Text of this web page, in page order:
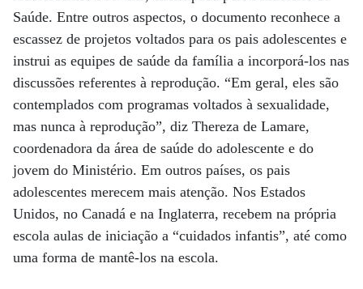
Saúde. Entre outros aspectos, o documento reconhece a
escassez de projetos voltados para os pais adolescentes e
instrui as equipes de saúde da família a incorporá-los nas
discussões referentes à reprodução. “Em geral, eles são
contemplados com programas voltados à sexualidade,
mas nunca à reprodução”, diz Thereza de Lamare,
coordenadora da área de saúde do adolescente e do
jovem do Ministério. Em outros países, os pais
adolescentes merecem mais atenção. Nos Estados
Unidos, no Canadá e na Inglaterra, recebem na própria
escola aulas de iniciação a “cuidados infantis”, até como
uma forma de mantê-los na escola.